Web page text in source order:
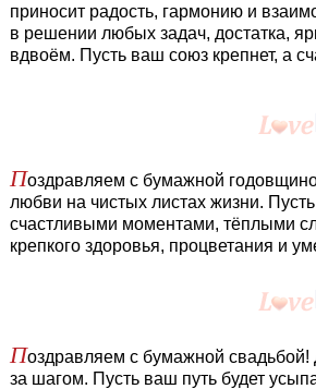
приносит радость, гармонию и
в решении любых задач, достатка,
вдвоём. Пусть ваш союз крепнет, а
Поздравляем с бумажной
любви на чистых листах жизни.
счастливыми моментами, тёплыми
крепкого здоровья, процветания и
Поздравляем с бумажной свадьбой!
за шагом. Пусть ваш путь будет